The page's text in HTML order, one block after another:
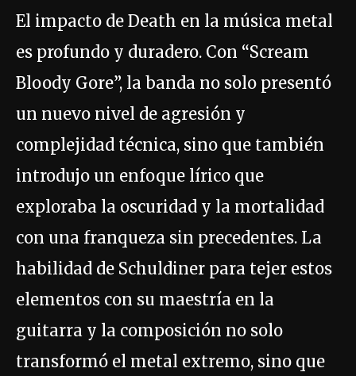
El impacto de Death en la música metal
es profundo y duradero. Con “Scream
Bloody Gore”, la banda no solo presentó
un nuevo nivel de agresión y
complejidad técnica, sino que también
introdujo un enfoque lírico que
exploraba la oscuridad y la mortalidad
con una franqueza sin precedentes. La
habilidad de Schuldiner para tejer estos
elementos con su maestría en la
guitarra y la composición no solo
transformó el metal extremo, sino que